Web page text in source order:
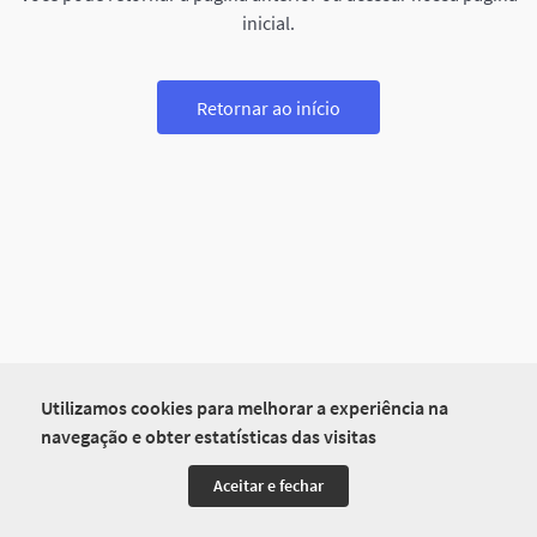
Utilizamos cookies para melhorar a experiência na
navegação e obter estatísticas das visitas
Aceitar e fechar
inicial.
Retornar ao início